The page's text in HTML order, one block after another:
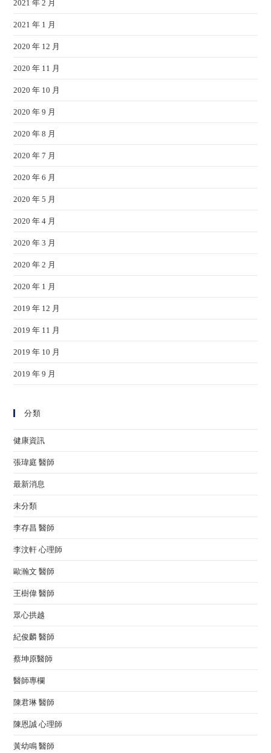
2021 年 2 月
2021 年 1 月
2020 年 12 月
2020 年 11 月
2020 年 10 月
2020 年 9 月
2020 年 8 月
2020 年 7 月
2020 年 6 月
2020 年 5 月
2020 年 4 月
2020 年 3 月
2020 年 2 月
2020 年 1 月
2019 年 12 月
2019 年 11 月
2019 年 10 月
2019 年 9 月
分類
健康資訊
張瑋庭 醫師
最新消息
未分類
李存昌 醫師
李汶軒 心理師
歐瀚文 醫師
王樹偉 醫師
眾心拱越
紀俊麟 醫師
蔡坤原醫師
醫師專欄
陳君琳 醫師
陳恩誠 心理師
黃幼鳴 醫師